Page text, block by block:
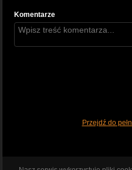
Komentarze
Przejdź do